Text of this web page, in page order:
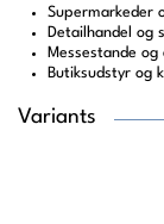
Supermarkeder
Detailhandel og
Messestande og
Butiksudstyr og
Variants